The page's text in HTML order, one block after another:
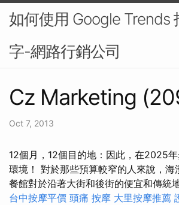
如何使用 Google Trends
字-網路行銷公司
Cz Marketing
Oct 7, 2013
12個月，12個目的地：因此，在2025
環境！ 對於那些預算較窄的人來說，海
餐館對於沿著大街和後街的便宜和傳統
台中按摩平價 頭痛 按摩 大里按摩推薦